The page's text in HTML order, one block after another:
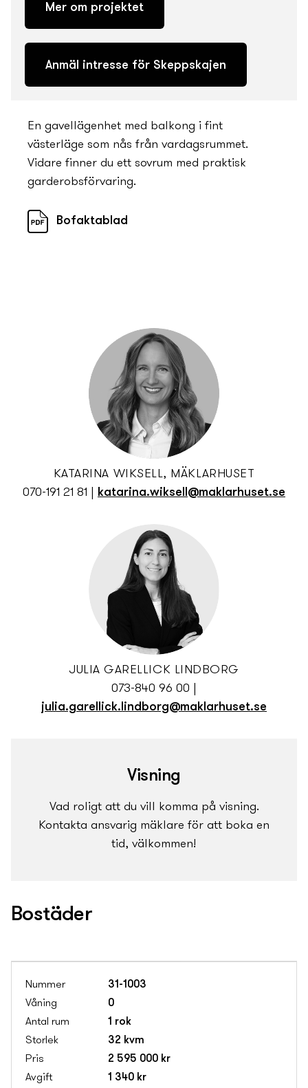
Mer om projektet
Anmäl intresse för Skeppskajen
En gavellägenhet med balkong i fint
västerläge som nås från vardagsrummet.
Vidare finner du ett sovrum med praktisk
garderobsförvaring.
Bofaktablad
KATARINA WIKSELL, MÄKLARHUSET
070-191 21 81
katarina.wiksell@maklarhuset.se
JULIA GARELLICK LINDBORG
073-840 96 00
julia.garellick.lindborg@maklarhuset.se
Visning
Vad roligt att du vill komma på visning.
Kontakta ansvarig mäklare för att boka en
tid, välkommen!
Bostäder
31-1003
0
1 rok
32 kvm
2 595 000 kr
1 340 kr